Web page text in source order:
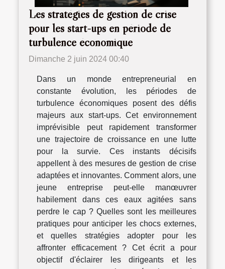
Les stratégies de gestion de crise
pour les start-ups en période de
turbulence économique
Dimanche 2 juin 2024 00:40
Dans un monde entrepreneurial en
constante évolution, les périodes de
turbulence économiques posent des défis
majeurs aux start-ups. Cet environnement
imprévisible peut rapidement transformer
une trajectoire de croissance en une lutte
pour la survie. Ces instants décisifs
appellent à des mesures de gestion de crise
adaptées et innovantes. Comment alors, une
jeune entreprise peut-elle manœuvrer
habilement dans ces eaux agitées sans
perdre le cap ? Quelles sont les meilleures
pratiques pour anticiper les chocs externes,
et quelles stratégies adopter pour les
affronter efficacement ? Cet écrit a pour
objectif d'éclairer les dirigeants et les